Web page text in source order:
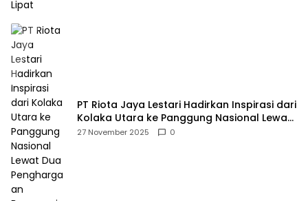
PT Riota Jaya Lestari Hadirkan Inspirasi dari
Kolaka Utara ke Panggung Nasional Lewat
Dua Penghargaan Bergengsi
27 November 2025 0